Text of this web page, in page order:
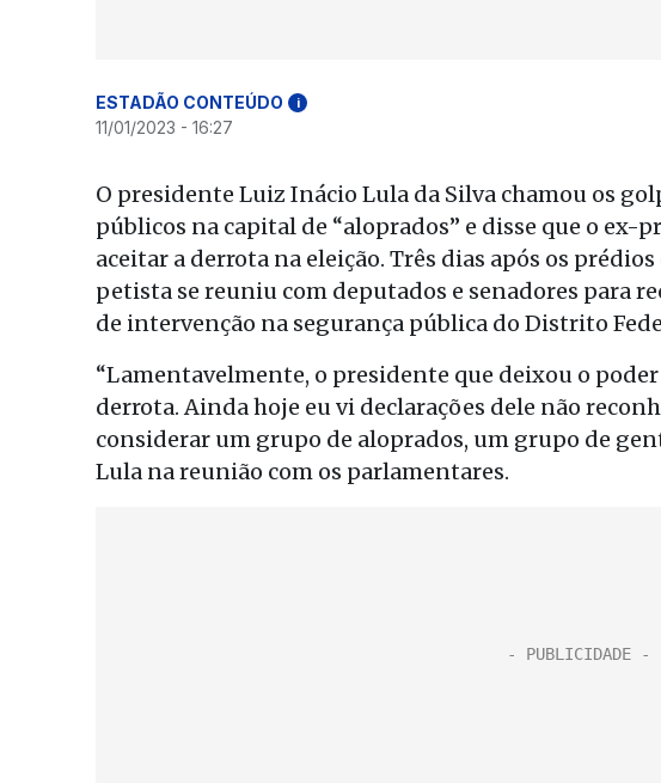
ESTADÃO CONTEÚDO i
11/01/2023 - 16:27
O presidente Luiz Inácio Lula da Silva chamou os
públicos na capital de “aloprados” e disse que o ex-
aceitar a derrota na eleição. Três dias após os
petista se reuniu com deputados e senadores para
de intervenção na segurança pública do Distrito
“Lamentavelmente, o presidente que deixou o
derrota. Ainda hoje eu vi declarações dele não
considerar um grupo de aloprados, um grupo de
Lula na reunião com os parlamentares.